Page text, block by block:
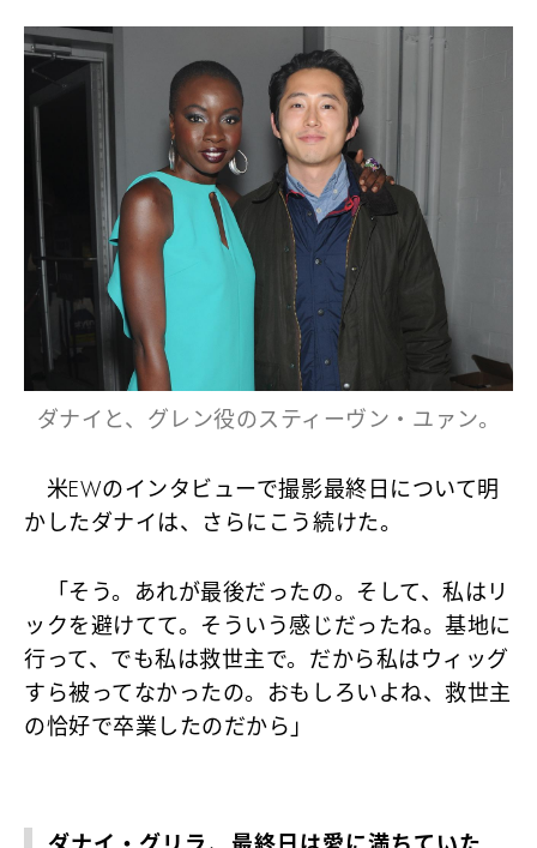
ダナイと、グレン役のスティーヴン・ユァン。
米EWのインタビューで撮影最終日について明
かしたダナイは、さらにこう続けた。
「そう。あれが最後だったの。そして、私はリ
ックを避けてて。そういう感じだったね。基地に
行って、でも私は救世主で。だから私はウィッグ
すら被ってなかったの。おもしろいよね、救世主
の恰好で卒業したのだから」